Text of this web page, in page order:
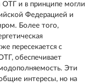
ОТГ и в принципе могли
Федерацией и
Более того,
пересекается с
обеспечивает
Эти
интересы, но на